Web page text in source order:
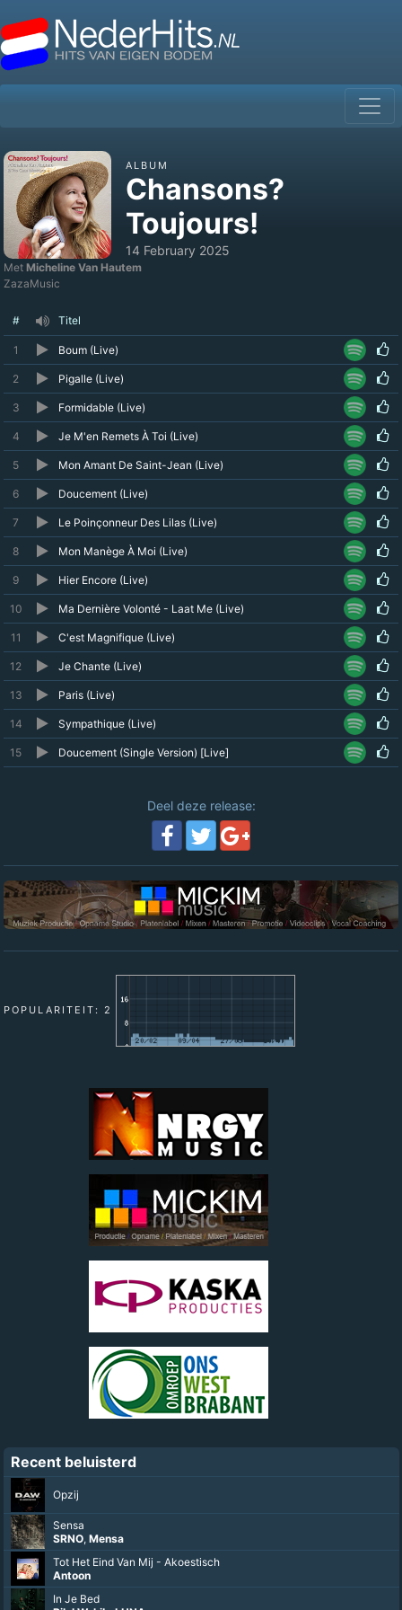
ALBUM
Chansons?
Toujours!
14 February 2025
Met Micheline Van Hautem
ZazaMusic
# Titel
1 Boum (Live)
2 Pigalle (Live)
3 Formidable (Live)
4 Je M'en Remets À Toi (Live)
5 Mon Amant De Saint-Jean (Live)
6 Doucement (Live)
7 Le Poinçonneur Des Lilas (Live)
8 Mon Manège À Moi (Live)
9 Hier Encore (Live)
10 Ma Dernière Volonté - Laat Me (Live)
11 C'est Magnifique (Live)
12 Je Chante (Live)
13 Paris (Live)
14 Sympathique (Live)
15 Doucement (Single Version) [Live]
Deel deze release:
POPULARITEIT: 2
Recent beluisterd
Opzij
Sensa
SRNO, Mensa
⁠Tot Het Eind Van Mij - Akoestisch
Antoon
In Je Bed